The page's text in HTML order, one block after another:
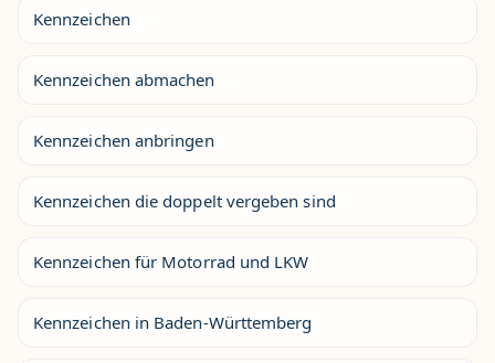
Kennzeichen
Kennzeichen abmachen
Kennzeichen anbringen
Kennzeichen die doppelt vergeben sind
Kennzeichen für Motorrad und LKW
Kennzeichen in Baden-Württemberg